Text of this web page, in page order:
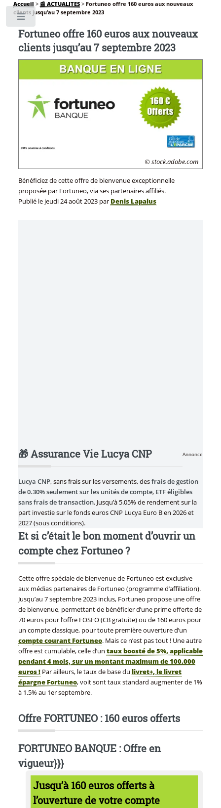
Accueil > 📰 ACTUALITES> Fortuneo offre 160 euros aux nouveaux
clients jusqu’au 7 septembre 2023
Fortuneo offre 160 euros aux nouveaux
clients jusqu’au 7 septembre 2023
© stock.adobe.com
Bénéficiez de cette offre de bienvenue exceptionnelle
proposée par Fortuneo, via ses partenaires affiliés.
Publié le jeudi 24 août 2023par Denis Lapalus
Annonce
🎁 Assurance Vie Lucya CNP
Lucya CNP, sans frais sur les versements, desfrais de gestion
de 0.30% seulement sur les unités de compte, ETF éligibles
sans frais de transaction. Jusqu’à 5.05% de rendement sur la
part investie sur le fonds euros CNP Lucya Euro B en 2026 et
2027 (sous conditions).
Et si c’était le bon moment d’ouvrir un
compte chez Fortuneo ?
Cette offre spéciale de bienvenue de Fortuneo est exclusive
aux médias partenaires de Fortuneo (programme d’affiliation).
Jusqu’au 7 septembre 2023 inclus, Fortuneo propose une offre
de bienvenue, permettant de bénéficier d’une prime offerte de
70 euros pour l’offre FOSFO (CB gratuite) ou de 160 euros pour
un compte classique, pour toute première ouverture d’un
compte courant Fortuneo. Mais ce n’est pas tout ! Une autre
offre est cumulable, celle d’un taux boosté de 5%, applicable
pendant 4 mois, sur un montant maximum de 100.000
euros !Par ailleurs, le taux de base du livret+, le livret
épargne Fortuneo, voit sont taux standard augmenter de 1%
à 1.5% au 1er septembre.
Offre FORTUNEO : 160 euros offerts
FORTUNEO BANQUE : Offre en
vigueur}}}
Jusqu’à 160 euros offerts à
l’ouverture de votre compte
Toggle